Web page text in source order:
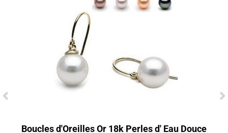
Boucles d'Oreilles Or 18k Perles d' Eau Douce